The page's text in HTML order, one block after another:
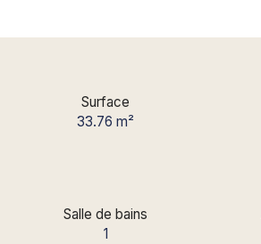
Surface
33.76m²
Salle de bains
1